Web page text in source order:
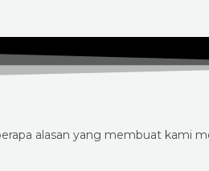
alasan yang membuat kami